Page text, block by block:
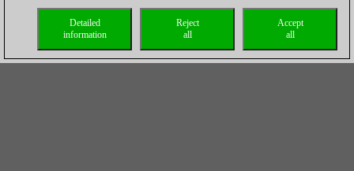
Accept
all
Reject
all
Detailed
information